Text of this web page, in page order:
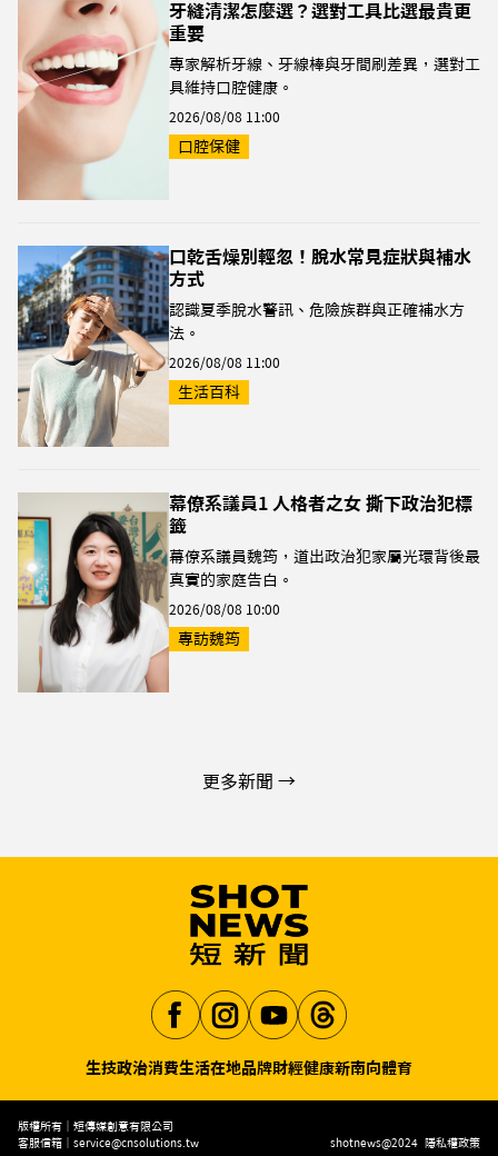
牙縫清潔怎麼選？選對工具比選最貴更
重要
專家解析牙線、牙線棒與牙間刷差異，選對工
具維持口腔健康。
2026/08/08 11:00
口腔保健
口乾舌燥別輕忽！脫水常見症狀與補水
方式
認識夏季脫水警訊、危險族群與正確補水方
法。
2026/08/08 11:00
生活百科
幕僚系議員1 人格者之女 撕下政治犯標
籤
幕僚系議員魏筠，道出政治犯家屬光環背後最
真實的家庭告白。
2026/08/08 10:00
專訪魏筠
更多新聞 →
Aa
生技政治消費生活在地品牌財經健康新南向體育
版權所有｜短傳媒創意有限公司
客服信箱｜ service@cnsolutions.tw shotnews@2024 隱私權政策